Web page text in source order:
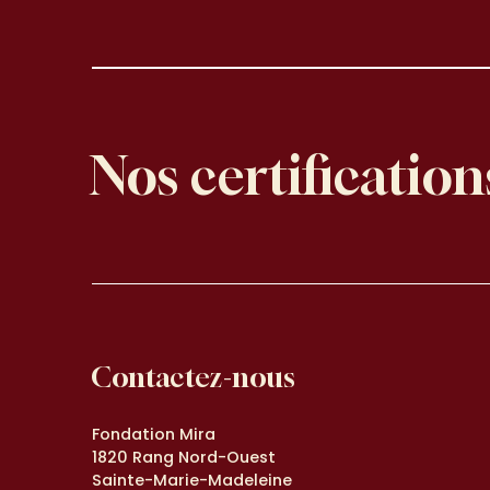
Nos
Contactez-nous
Fondation Mira
1820 Rang Nord-Ouest
Sainte-Marie-Madeleine